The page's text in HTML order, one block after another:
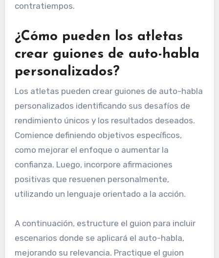
contratiempos.
¿Cómo pueden los atletas
crear guiones de auto-habla
personalizados?
Los atletas pueden crear guiones de auto-habla
personalizados identificando sus desafíos de
rendimiento únicos y los resultados deseados.
Comience definiendo objetivos específicos,
como mejorar el enfoque o aumentar la
confianza. Luego, incorpore afirmaciones
positivas que resuenen personalmente,
utilizando un lenguaje orientado a la acción.
A continuación, estructure el guion para incluir
escenarios donde se aplicará el auto-habla,
mejorando su relevancia. Practique el guion